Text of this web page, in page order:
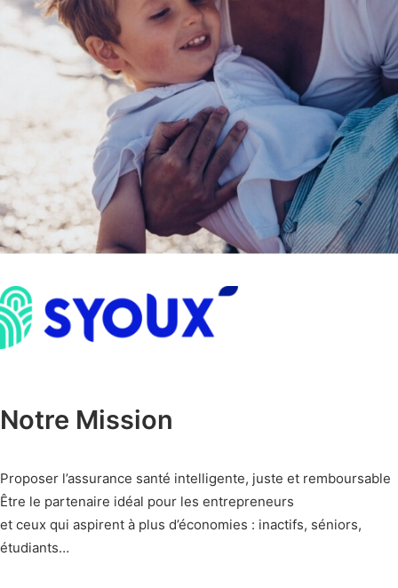
Notre Mission
Proposer l’assurance santé intelligente, juste et remboursable
Être le partenaire idéal pour les entrepreneurs
et ceux qui aspirent à plus d’économies : inactifs, séniors,
étudiants…